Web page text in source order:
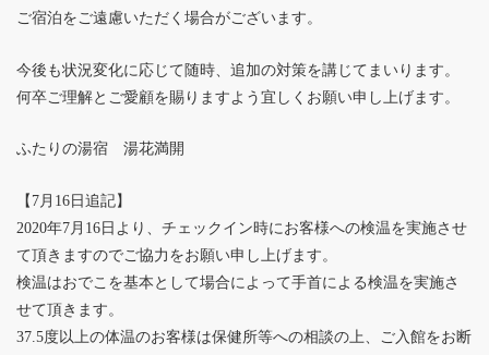
ご宿泊をご遠慮いただく場合がございます。
今後も状況変化に応じて随時、追加の対策を講じてまいります。
何卒ご理解とご愛顧を賜りますよう宜しくお願い申し上げます。
ふたりの湯宿 湯花満開
【7月16日追記】
2020年7月16日より、チェックイン時にお客様への検温を実施させ
て頂きますのでご協力をお願い申し上げます。
検温はおでこを基本として場合によって手首による検温を実施さ
せて頂きます。
37.5度以上の体温のお客様は保健所等への相談の上、ご入館をお断